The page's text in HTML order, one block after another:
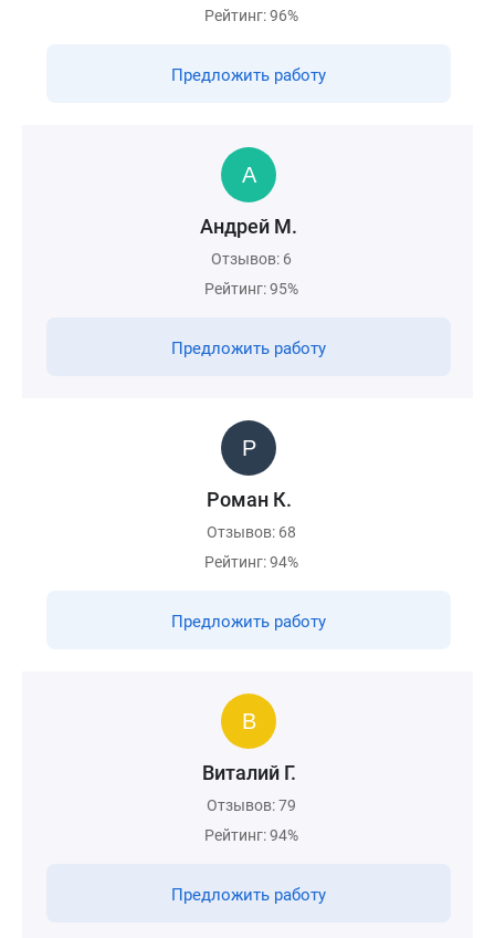
Рейтинг: 96%
Предложить работу
Андрей М.
Отзывов: 6
Рейтинг: 95%
Предложить работу
Роман К.
Отзывов: 68
Рейтинг: 94%
Предложить работу
Виталий Г.
Отзывов: 79
Рейтинг: 94%
Предложить работу